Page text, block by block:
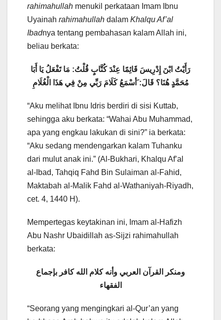
rahimahullah menukil perkataan Imam Ibnu
Uyainah rahimahullah dalam Khalqu Af’al
Ibadnya tentang pembahasan kalam Allah ini,
beliau berkata:
رَأَيْتُ ابْنَ إِدْرِيسَ قَائِمًا عِنْدَ كُتَّابٍ قُلْتُ: مَا تَفْعَلُ يَا أَبَا
مُحَمَّدٍ هُنَا؟ قَالَ: َأسْمَعُ كَلَامَ رَبِّي مِنْ فِي هَذَا الْغُلَامِ
“Aku melihat Ibnu Idris berdiri di sisi Kuttab,
sehingga aku berkata: “Wahai Abu Muhammad,
apa yang engkau lakukan di sini?” ia berkata:
“Aku sedang mendengarkan kalam Tuhanku
dari mulut anak ini.” (Al-Bukhari, Khalqu Af’al
al-Ibad, Tahqiq Fahd Bin Sulaiman al-Fahid,
Maktabah al-Malik Fahd al-Wathaniyah-Riyadh,
cet. 4, 1440 H).
Mempertegas keytakinan ini, Imam al-Hafizh
Abu Nashr Ubaidillah as-Sijzi rahimahullah
berkata:
ومنكر القرآن العربي وأنه كلام الله كافر بإجماع
الفقهاء
“Seorang yang mengingkari al-Qur’an yang